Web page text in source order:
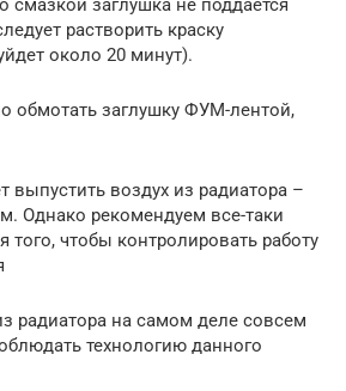
смазкой заглушка не поддается
растворить краску
около 20 минут).
обмотать заглушку ФУМ-лентой,
выпустить воздух из радиатора –
Однако рекомендуем все-таки
того, чтобы контролировать работу
радиатора на самом деле совсем
технологию данного